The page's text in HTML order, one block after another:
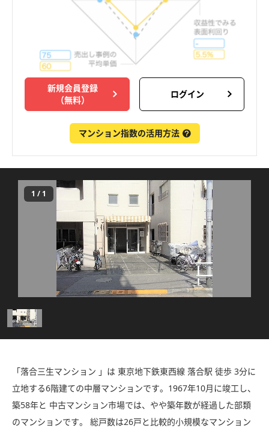
新規会員登録
（無料）
ログイン
マンション指数の活用方法
1 / 1
「落合三生マンション 」は 東京地下鉄東西線 落合駅 徒歩 3分に
立地する6階建ての中層マンションです。1967年10月に竣工し、
築58年と 中古マンション市場では、やや築年数が経過した部類
のマンションです。 総戸数は26戸と比較的小規模なマンション